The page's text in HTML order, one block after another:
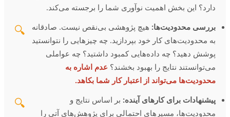
دارد؟ این بخش اهمیت نوآوری شما را برجسته می‌کند.
🔍 بررسی محدودیت‌ها: هیچ پژوهشی بی‌نقص نیست. صادقانه
به محدودیت‌های کار خود بپردازید. چه چیزهایی را نتوانستید
پوشش دهید؟ چه داده‌هایی کمبود داشتید؟ چه عواملی
می‌توانستند نتایج را بهبود بخشند؟ عدم اشاره به
محدودیت‌ها می‌تواند از اعتبار کار شما بکاهد.
🔍 پیشنهادات برای کارهای آینده: بر اساس نتایج و
محدودیت‌ها، مسیرهای احتمالی برای پژوهش‌های آتی را